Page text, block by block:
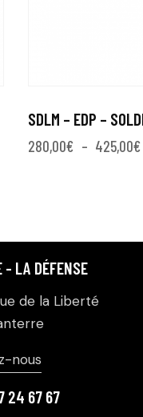
SDLM – EDP –
280,00€ – 425,00€
- LA DÉFENSE
de la Liberté
nous
24 67 67